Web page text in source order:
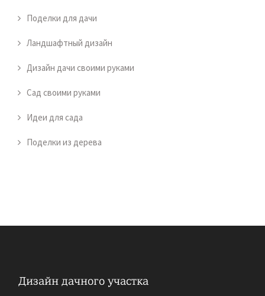
Поделки для дачи
Ландшафтный дизайн
Дизайн дачи своими руками
Сад своими руками
Идеи для сада
Поделки из дерева